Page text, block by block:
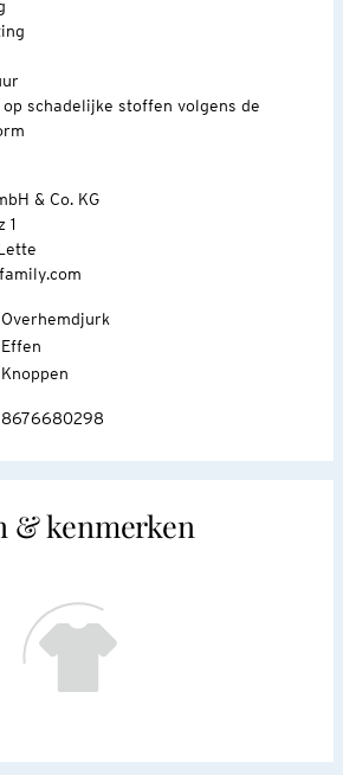
schadelijke stoffen volgens de
& Co. KG
1
Overhemdjurk
Effen
Knoppen
8676680298
& kenmerken